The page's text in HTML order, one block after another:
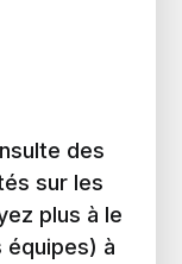
des
sur les
plus à le
à